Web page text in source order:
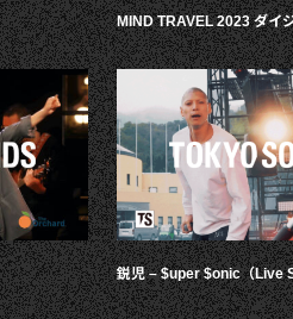
MIND TRAVEL 2023 ダイ
鋭児 – $uper $onic（Live